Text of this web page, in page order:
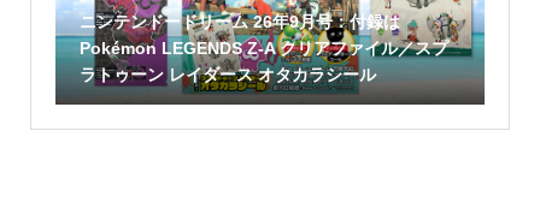
ニンテンドードリーム 26年9月号：付録は
Pokémon LEGENDS Z-A クリアファイル／スプ
ラトゥーン レイダース オタカラシール